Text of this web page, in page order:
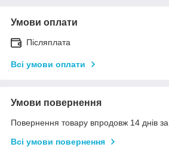
Умови оплати
Післяплата
Всі умови оплати
Умови повернення
Повернення товару впродовж 14 днів
Всі умови повернення